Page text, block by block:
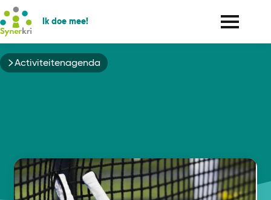
Ik doe mee!
Kruimelpad
Activiteitenagenda